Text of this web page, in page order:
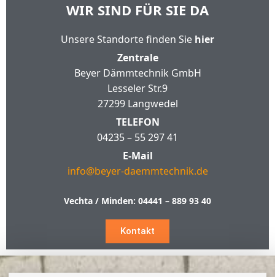
WIR SIND FÜR SIE DA
Unsere Standorte finden Sie hier
Zentrale
Beyer Dämmtechnik GmbH
Lesseler Str.9
27299 Langwedel
TELEFON
04235 – 55 297 41
E-Mail
info@beyer-daemmtechnik.de
Vechta / Minden: 04441 – 889 93 40
Kontakt